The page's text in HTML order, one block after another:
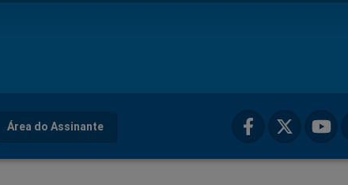
Área do Assinante